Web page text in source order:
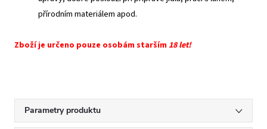
přírodním materiálem apod.
Zboží je určeno pouze osobám starším 18 let!
Parametry produktu